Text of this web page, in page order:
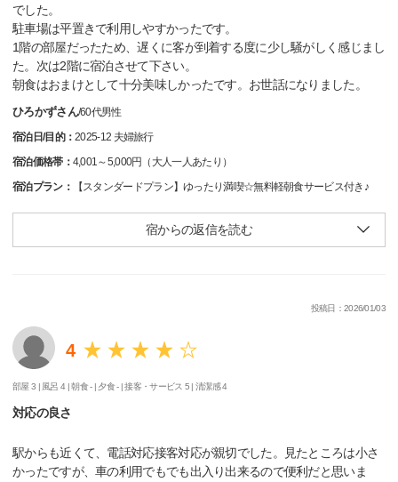
でした。
駐車場は平置きで利用しやすかったです。
1階の部屋だったため、遅くに客が到着する度に少し騒がしく感じまし
た。次は2階に宿泊させて下さい。
朝食はおまけとして十分美味しかったです。お世話になりました。
ひろかずさん/60代男性
宿泊日/目的：2025-12 夫婦旅行
宿泊価格帯： 4,001～5,000円（大人一人あたり）
宿泊プラン：
【スタンダードプラン】ゆったり満喫☆無料軽朝食サービス付き♪
宿からの返信を読む
投稿日：2026/01/03
4
部屋 3 | 風呂 4 |朝食 - | 夕食 - |接客・サービス 5 |清潔感 4
対応の良さ
駅からも近くて、電話対応接客対応が親切でした。見たところは小さ
かったですが、車の利用でもでも出入り出来るので便利だと思いま